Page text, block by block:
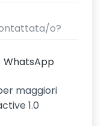
WhatsApp